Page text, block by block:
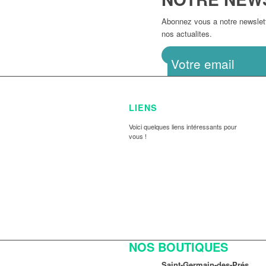
Abonnez vous a notre
nos actualites.
LIENS
Voici quelques liens intéressants pour
vous !
NOS BOUTIQUES